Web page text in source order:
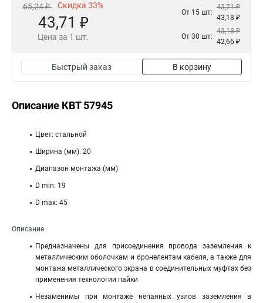
65,24 ₽ Скидка 33%
43,71 ₽
Цена за 1 шт.
От 15 шт:
43,71 ₽
43,18 ₽
От 30 шт:
43,18 ₽
42,66 ₽
Быстрый заказ В корзину
Описание КВТ 57945
Цвет: стальной
Ширина (мм): 20
Диапазон монтажа (мм)
D min: 19
D max: 45
Описание
Предназначены для присоединения провода заземления к
металлическим оболочкам и бронелентам кабеля, а также для
монтажа металлического экрана в соединительных муфтах без
применения технологии пайки
Незаменимы при монтаже непаяных узлов заземления в